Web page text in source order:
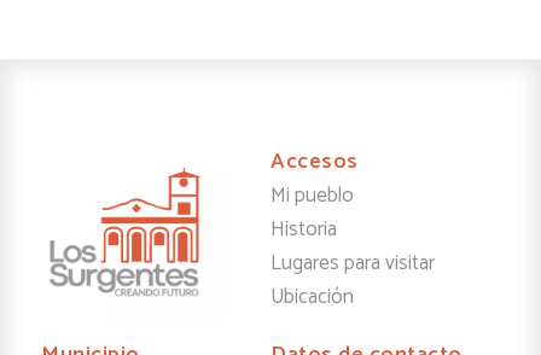
Accesos
Mi pueblo
Historia
Lugares para visitar
Ubicación